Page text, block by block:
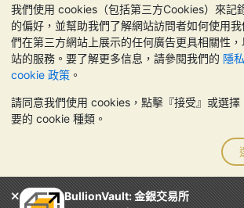
我們使用 cookies（包括第三方Cookies）來記
的偏好，並幫助我們了解網站訪問者如何使用
們在第三方網站上展示的任何廣告更具相關性
站的服務。要了解更多信息，請參閱我們的 隱
cookie 政策 。
請同意我們使用 cookies，點擊『接受』或選擇
要的 cookie 種類。
BullionVault: 金銀交易所
辦公時間:
9am to 8:30pm (英國時間), 周一至周五
Galmarley Ltd T/A BullionVault
3 Shortlands (7th Floor)
London
W6 8DA
貴金屬的價值可能下跌也可能上漲。歷
的價格走勢。BullionVault 網站及其任何通訊中
投資建議。您應該考慮尋求專業建議，以確定
合您。